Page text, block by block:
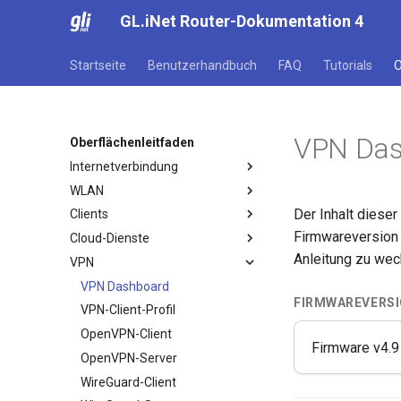
GL.iNet Router-Dokumentation 4
Startseite Benutzerhandbuch FAQ Tutorials
Oberflächenleitfaden
Internetverbindung
Internet
Ethernet
Repeater
Tethering
Cellular
WLAN
WLAN
Clients
Clients
Cloud-Dienste
GoodCloud
AstroWarp
VPN
VPN Dashboard
VPN-Client-Profil
OpenVPN-Client
OpenVPN-Server
WireGuard-Client
VPN
Der Inhalt
Anleitung zu
Firmware v4.9